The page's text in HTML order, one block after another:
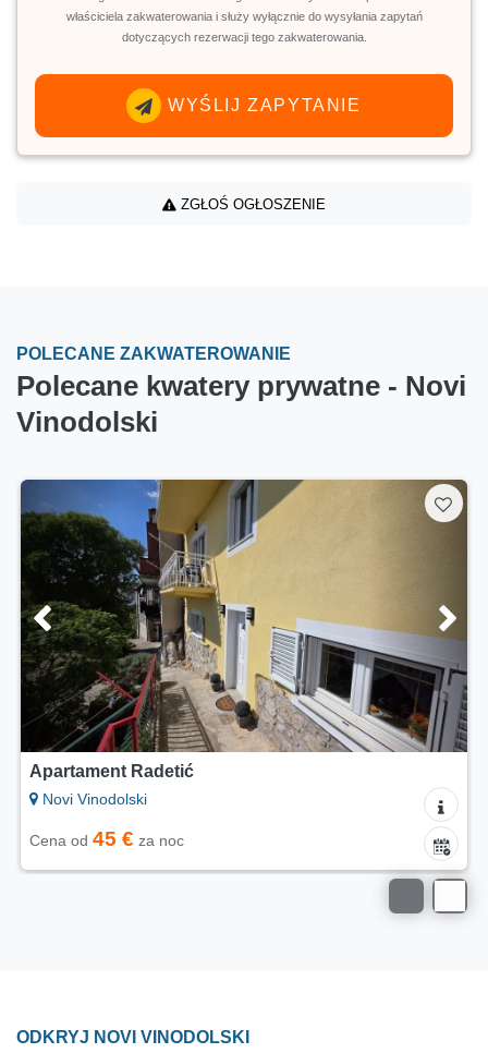
właściciela zakwaterowania i służy wyłącznie do wysyłania zapytań
dotyczących rezerwacji tego zakwaterowania.
WYŚLIJ ZAPYTANIE
ZGŁOŚ OGŁOSZENIE
POLECANE ZAKWATEROWANIE
Polecane kwatery prywatne - Novi
Vinodolski
Apartamenty Ana
Novi Vinodolski
Cena od 35 € za noc
ODKRYJ NOVI VINODOLSKI